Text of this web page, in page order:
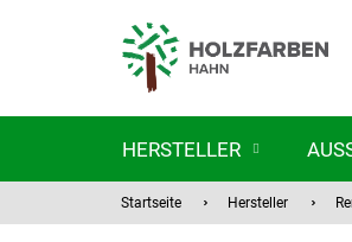
HERSTELLER
Startseite Hersteller